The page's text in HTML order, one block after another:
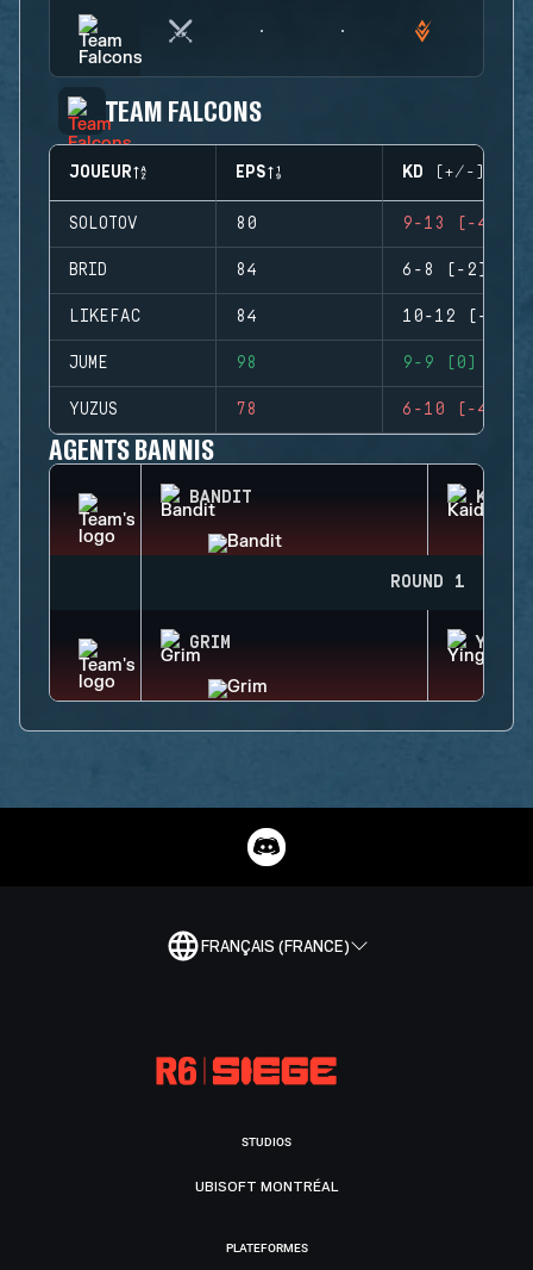
TEAM FALCONS
JOUEUR EPS KD (+/-)
SOLOTOV 80 9-13 (-4)
BRID 84 6-8 (-2)
LIKEFAC 84 10-12 (-2)
JUME 98 9-9 (0)
YUZUS 78 6-10 (-4)
AGENTS BANNIS
BANDIT KAID
ROUND 1
GRIM YING
FRANÇAIS (FRANCE)
STUDIOS
UBISOFT MONTRÉAL
PLATEFORMES